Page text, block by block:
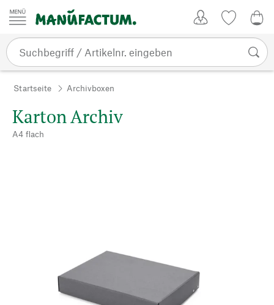
Zum Inhalt springen
Startseite Archivboxen
Karton Archiv
A4 flach